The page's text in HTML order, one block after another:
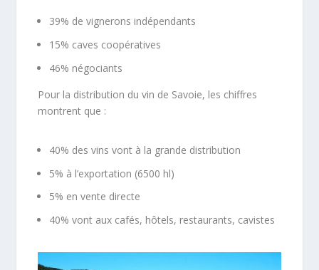
39% de vignerons indépendants
15% caves coopératives
46% négociants
Pour la distribution du vin de Savoie, les chiffres
montrent que :
40% des vins vont à la grande distribution
5% à l’exportation (6500 hl)
5% en vente directe
40% vont aux cafés, hôtels, restaurants, cavistes